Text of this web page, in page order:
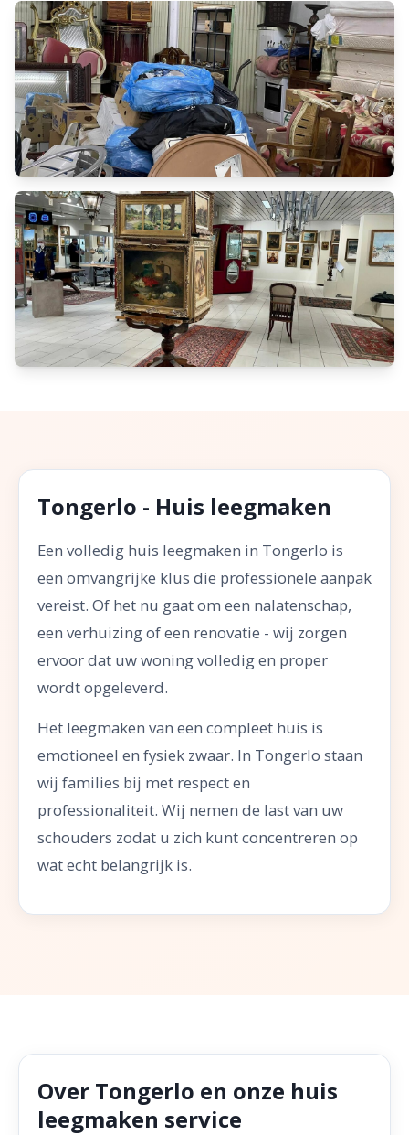
Tongerlo - Huis leegmaken
Een volledig huis leegmaken in Tongerlo is
een omvangrijke klus die professionele aanpak
vereist. Of het nu gaat om een nalatenschap,
een verhuizing of een renovatie - wij zorgen
ervoor dat uw woning volledig en proper
wordt opgeleverd.
Het leegmaken van een compleet huis is
emotioneel en fysiek zwaar. In Tongerlo staan
wij families bij met respect en
professionaliteit. Wij nemen de last van uw
schouders zodat u zich kunt concentreren op
wat echt belangrijk is.
Over Tongerlo en onze huis
leegmaken service